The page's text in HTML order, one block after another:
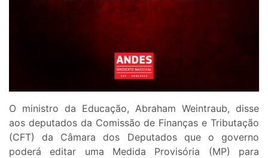
O ministro da Educação, Abraham Weintraub, disse
aos deputados da Comissão de Finanças e Tributação
(CFT) da Câmara dos Deputados que o governo
poderá editar uma Medida Provisória (MP) para